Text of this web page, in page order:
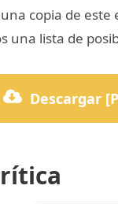
copia de
una lista de
Descargar